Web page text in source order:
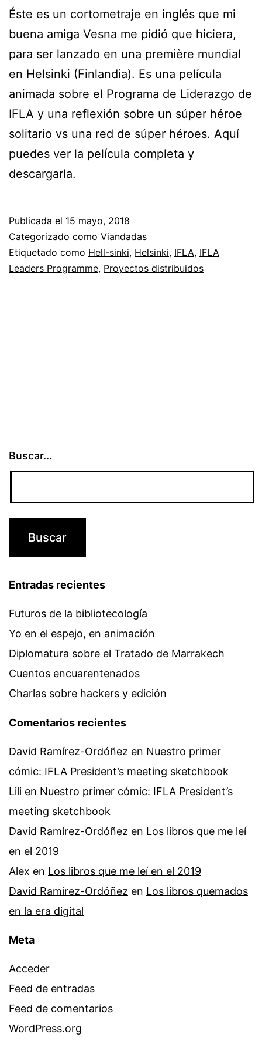
Éste es un cortometraje en inglés que mi
buena amiga Vesna me pidió que hiciera,
para ser lanzado en una première mundial
en Helsinki (Finlandia). Es una película
animada sobre el Programa de Liderazgo de
IFLA y una reflexión sobre un súper héroe
solitario vs una red de súper héroes. Aquí
puedes ver la película completa y
descargarla.
Publicada el 15 mayo, 2018
Categorizado como Viandadas
Etiquetado como Hell-sinki, Helsinki, IFLA, IFLA
Leaders Programme, Proyectos distribuidos
Buscar...
Entradas recientes
Futuros de la bibliotecología
Yo en el espejo, en animación
Diplomatura sobre el Tratado de Marrakech
Cuentos encuarentenados
Charlas sobre hackers y edición
Comentarios recientes
David Ramírez-Ordóñez en Nuestro primer
cómic: IFLA President’s meeting sketchbook
Lili en Nuestro primer cómic: IFLA President’s
meeting sketchbook
David Ramírez-Ordóñez en Los libros que me leí
en el 2019
Alex en Los libros que me leí en el 2019
David Ramírez-Ordóñez en Los libros quemados
en la era digital
Meta
Acceder
Feed de entradas
Feed de comentarios
WordPress.org